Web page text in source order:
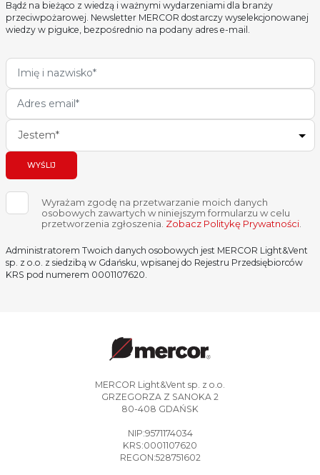
Bądź na bieżąco z wiedzą i ważnymi wydarzeniami dla branży
przeciwpożarowej. Newsletter MERCOR dostarczy wyselekcjonowanej
wiedzy w pigułce, bezpośrednio na podany adres e-mail.
Jestem*
WYŚLIJ
Wyrażam zgodę na przetwarzanie moich danych
osobowych zawartych w niniejszym formularzu w celu
przetworzenia zgłoszenia. Zobacz Politykę Prywatności.
Administratorem Twoich danych osobowych jest MERCOR Light&Vent
sp. z o.o. z siedzibą w Gdańsku, wpisanej do Rejestru Przedsiębiorców
KRS pod numerem 0001107620.
MERCOR Light&Vent sp. z o.o.
GRZEGORZA Z SANOKA 2
80-408 GDAŃSK
NIP:9571174034
KRS:0001107620
REGON:528751602